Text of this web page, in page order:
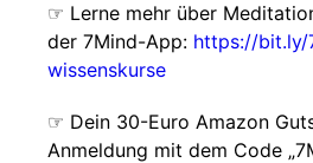
☞ Lerne mehr über
der 7Mind-App: https://bit.ly/
wissenskurse
☞ Dein 30-Euro Amazon
Anmeldung mit dem Code